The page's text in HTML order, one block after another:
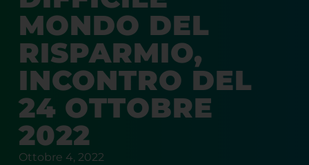
MONDO DEL
RISPARMIO,
INCONTRO DEL
24 OTTOBRE
2022
Ottobre 4, 2022